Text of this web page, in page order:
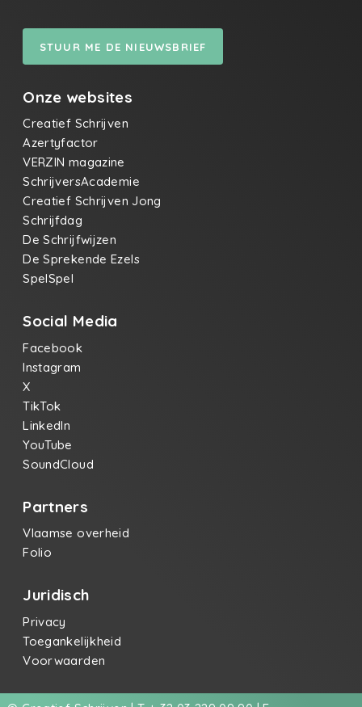
STUUR ME DE NIEUWSBRIEF
Onze websites
Creatief Schrijven
Azertyfactor
VERZIN magazine
SchrijversAcademie
Creatief Schrijven Jong
Schrijfdag
De Schrijfwijzen
De Sprekende Ezels
SpelSpel
Social Media
Facebook
Instagram
X
TikTok
LinkedIn
YouTube
SoundCloud
Partners
Vlaamse overheid
Folio
Juridisch
Privacy
Toegankelijkheid
Voorwaarden